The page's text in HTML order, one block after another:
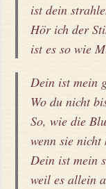
ist dein
Hör ich der
ist es so wie
Dein ist mein
Wo du nicht
So, wie die
wenn sie nicht
Dein ist mein
weil es allein